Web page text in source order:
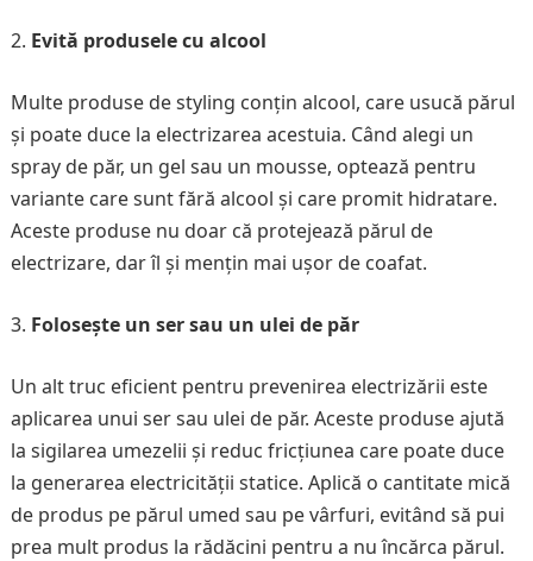
Evită produsele cu alcool
Multe produse de styling conțin alcool, care usucă părul
și poate duce la electrizarea acestuia. Când alegi un
spray de păr, un gel sau un mousse, optează pentru
variante care sunt fără alcool și care promit hidratare.
Aceste produse nu doar că protejează părul de
electrizare, dar îl și mențin mai ușor de coafat.
Folosește un ser sau un ulei de păr
Un alt truc eficient pentru prevenirea electrizării este
aplicarea unui ser sau ulei de păr. Aceste produse ajută
la sigilarea umezelii și reduc fricțiunea care poate duce
la generarea electricității statice. Aplică o cantitate mică
de produs pe părul umed sau pe vârfuri, evitând să pui
prea mult produs la rădăcini pentru a nu încărca părul.